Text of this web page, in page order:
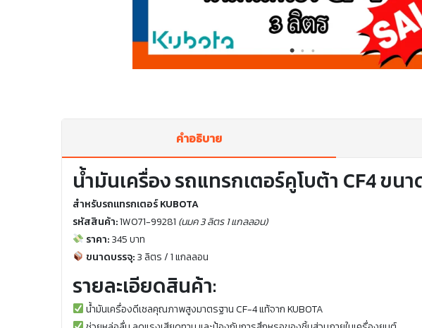
คำอธิบาย
น้ำมันเครื่อง รถแทรกเตอร์คูโบต้า CF4 ขน
สำหรับรถแทรกเตอร์ KUBOTA
รหัสสินค้า:1W071-99281 (นมค 3 ลิตร 1 แกลลอน)
ราคา:345 บาท
ขนาดบรรจุ:3 ลิตร / 1 แกลลอน
รายละเอียดสินค้า:
น้ำมันเครื่องดีเซลคุณภาพสูงมาตรฐาน CF-4 แท้จาก KUBOTA